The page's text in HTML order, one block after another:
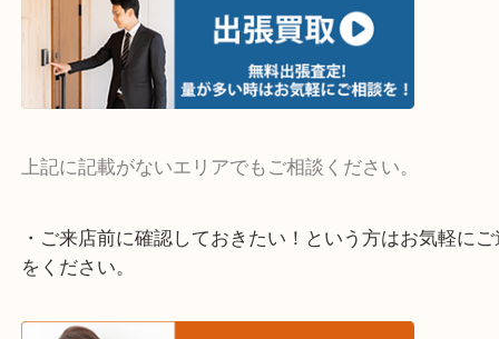
・よく伺う出張買取エリア
宇治市・京田辺市・和束町・城陽市・枚方市
寝屋川市・門真市・伏見区・高槻市・甲賀市